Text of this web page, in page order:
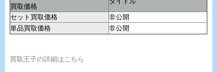
買取価格
セット買取価格
非公開
単品買取価格
非公開
買取王子の詳細はこちら